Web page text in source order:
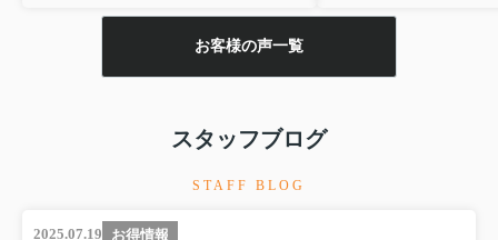
お客様の声一覧
スタッフブログ
STAFF BLOG
2025.07.19 お得情報